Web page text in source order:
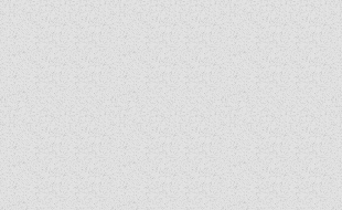
HÍREK-ÚJSÁG
FELMÉRÉS
KIHÍVÁSOK KÁNONJOGI